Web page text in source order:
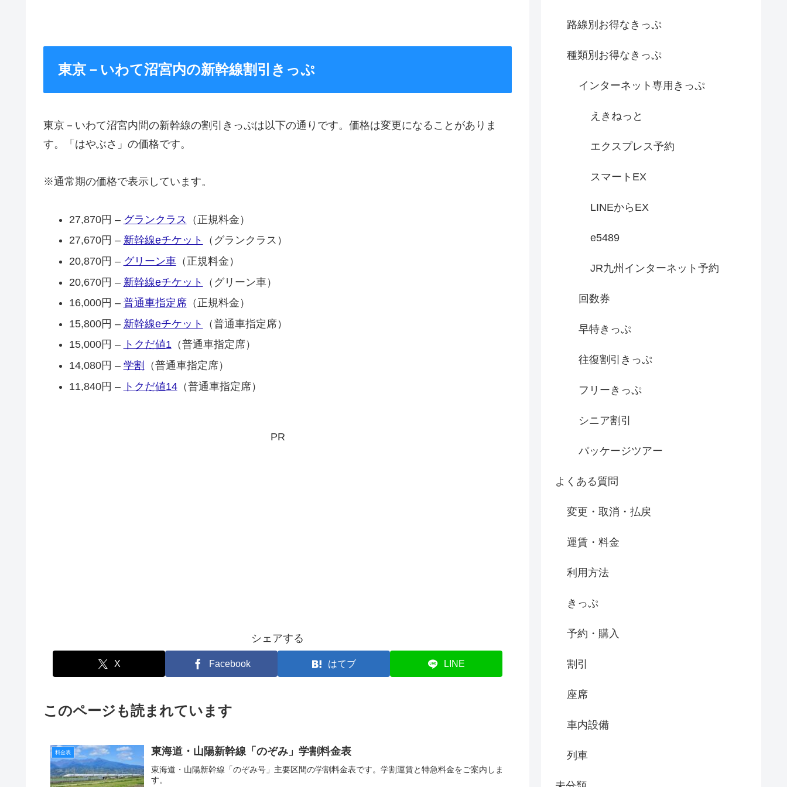
東京－いわて沼宮内の新幹線割引きっぷ
東京－いわて沼宮内間の新幹線の割引きっぷは以下の通りです。価格は変更になることがありま
す。「はやぶさ」の価格です。
※通常期の価格で表示しています。
27,870円 – グランクラス
（正規料金）
27,670円 – 新幹線eチケット
（グランクラス）
20,870円 – グリーン車（正規料金）
20,670円 – 新幹線eチケット
（グリーン車）
16,000円 – 普通車指定席（正規料金）
15,800円 – 新幹線eチケット
（普通車指定席）
15,000円 – トクだ値1（普通車指定席）
14,080円 – 学割
（普通車指定席）
11,840円 – トクだ値14（普通車指定席）
PR
シェアする
X Facebook はてブ LINE
このページも読まれています
料金表 東海道・山陽新幹線「のぞみ」学割料金表
東海道・山陽新幹線「のぞみ号」主要区間の学割料金表です。学割運賃と特急料金をご案内しま
す。
路線別お得なきっぷ
種類別お得なきっぷ
インターネット専用きっぷ
えきねっと
エクスプレス予約
スマートEX
LINEからEX
e5489
JR九州インターネット予約
回数券
早特きっぷ
往復割引きっぷ
フリーきっぷ
シニア割引
パッケージツアー
よくある質問
変更・取消・払戻
運賃・料金
利用方法
きっぷ
予約・購入
割引
座席
車内設備
列車